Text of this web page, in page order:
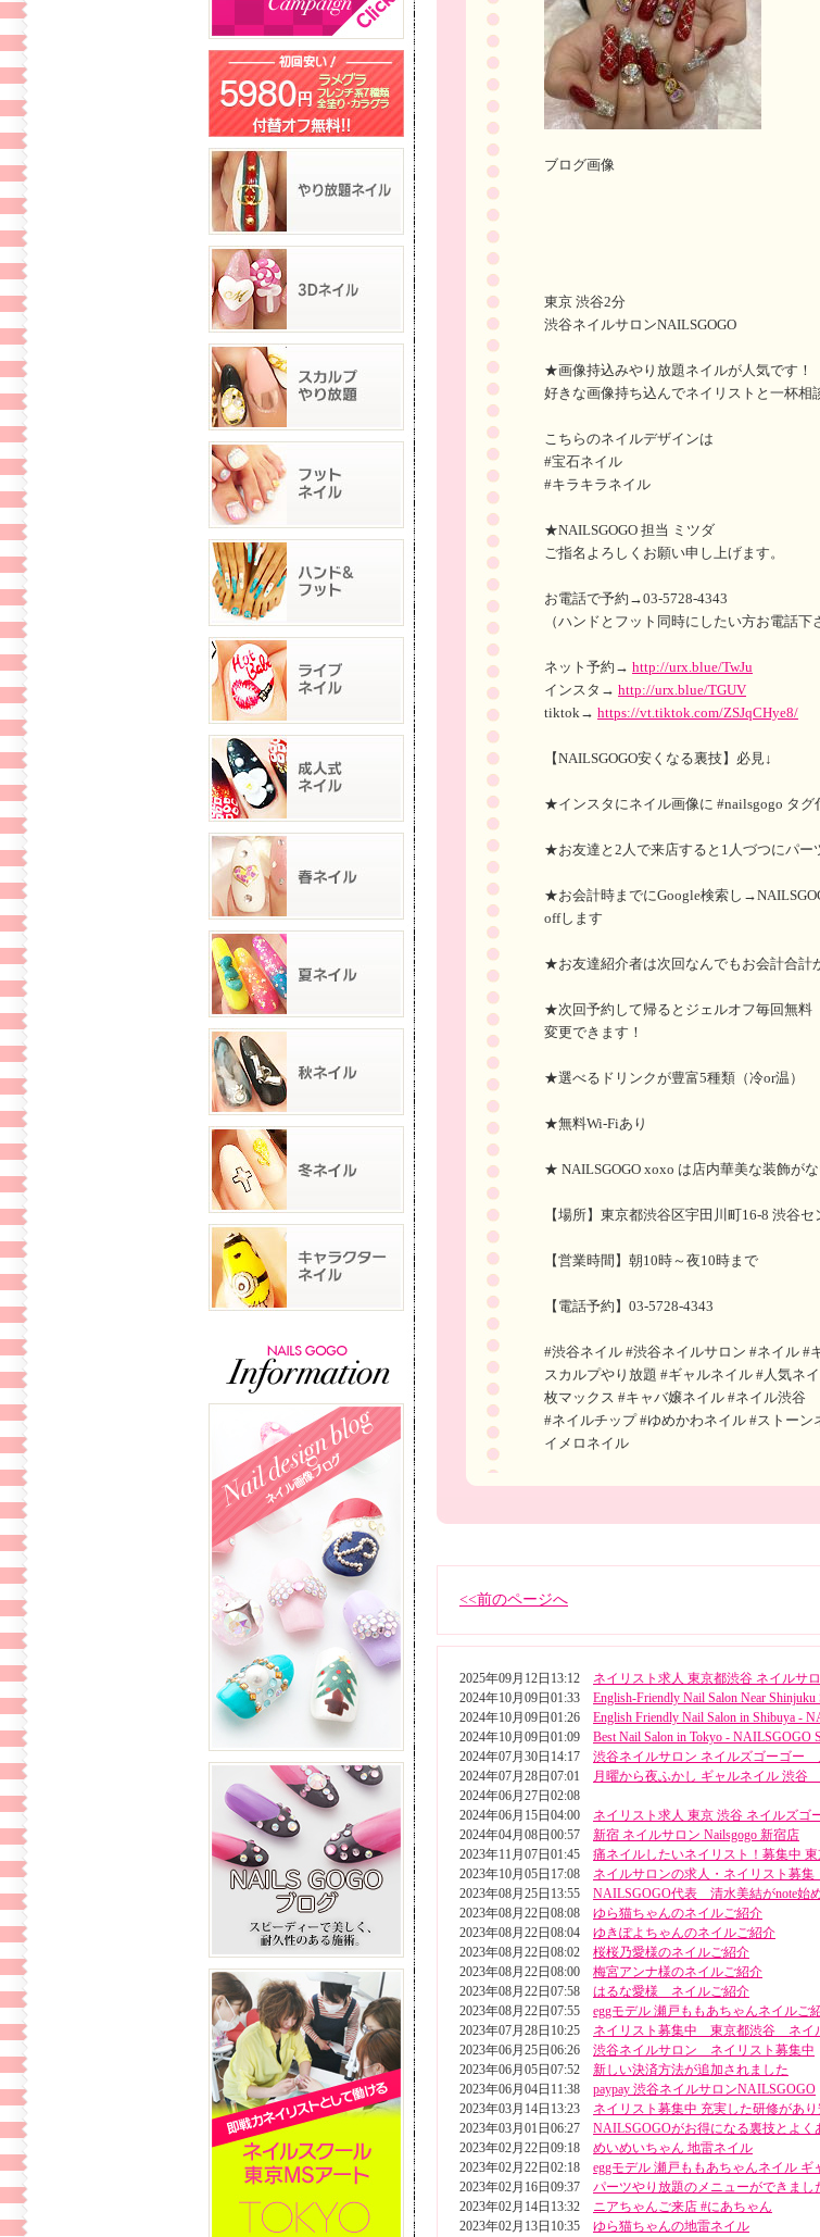
ブログ画像
東京 渋谷2分
渋谷ネイルサロンNAILSGOGO
★画像持込みやり放題ネイルが人気です！
好きな画像持ち込んでネイリストと一杯
こちらのネイルデザインは
#宝石ネイル
#キラキラネイル
★NAILSGOGO 担当 ミツダ
ご指名よろしくお願い申し上げます。
お電話で予約→03-5728-4343
（ハンドとフット同時にしたい方お電話下
ネット予約→ http://urx.blue/TwJu
インスタ→ http://urx.blue/TGUV
tiktok→ https://vt.tiktok.com/ZSJqCHye8/
【NAILSGOGO安くなる裏技】必見↓
★インスタにネイル画像に #nailsgogo タ
★お友達と2人で来店すると1人づつにパー
★お会計時までにGoogle検索し
offします
★お友達紹介者は次回なんでもお会計合計
★次回予約して帰るとジェルオフ毎回無料
変更できます！
★選べるドリンクが豊富5種類（冷or温）
★無料Wi-Fiあり
★ NAILSGOGO xoxo は店内華美な装飾が
【場所】東京都渋谷区宇田川町16-8 渋谷
【営業時間】朝10時～夜10時まで
【電話予約】03-5728-4343
#渋谷ネイル #渋谷ネイルサロン #ネイル #
スカルプやり放題 #ギャルネイル #人気ネ
枚マックス #キャバ嬢ネイル #ネイル渋
#ネイルチップ #ゆめかわネイル #ストー
イメロネイル
<<前のページへ
2025年09月12日13:12 ネイリスト求人 東京都渋谷 ネイルサ
2024年10月09日01:33 English-Friendly Nail Salon Near
2024年10月09日01:26 English Friendly Nail Salon in Shibuya -
2024年10月09日01:09 Best Nail Salon in Tokyo - NAILSGOGO
2024年07月30日14:17 渋谷ネイルサロン ネイルズゴーゴー
2024年07月28日07:01
月曜から夜ふかし ギャルネイル 渋谷
2024年06月27日02:08
2024年06月15日04:00 ネイリスト求人 東京 渋谷 ネイルズゴ
2024年04月08日00:57 新宿 ネイルサロン Nailsgogo 新宿店
2023年11月07日01:45 痛ネイルしたいネイリスト！募集中
2023年10月05日17:08 ネイルサロンの求人・ネイリスト募集
2023年08月25日13:55 NAILSGOGO代表 清水美結がnote始
2023年08月22日08:08 ゆら猫ちゃんのネイルご紹介
2023年08月22日08:04 ゆきぽよちゃんのネイルご紹介
2023年08月22日08:02 桜桜乃愛様のネイルご紹介
2023年08月22日08:00 梅宮アンナ様のネイルご紹介
2023年08月22日07:58 はるな愛様 ネイルご紹介
2023年08月22日07:55 eggモデル 瀬戸ももあちゃんネイルご
2023年07月28日10:25 ネイリスト募集中 東京都渋谷 ネイ
2023年06月25日06:26 渋谷ネイルサロン ネイリスト募集中
2023年06月05日07:52 新しい決済方法が追加されました
2023年06月04日11:38 paypay 渋谷ネイルサロンNAILSGOGO
2023年03月14日13:23 ネイリスト募集中 充実した研修が
2023年03月01日06:27 NAILSGOGOがお得になる裏技とよく
2023年02月22日09:18 めいめいちゃん 地雷ネイル
2023年02月22日02:18 eggモデル 瀬戸ももあちゃんネイル ギ
2023年02月16日09:37 パーツやり放題のメニューができまし
2023年02月14日13:32 ニアちゃんご来店 #にあちゃん
2023年02月13日10:35 ゆら猫ちゃんの地雷ネイル